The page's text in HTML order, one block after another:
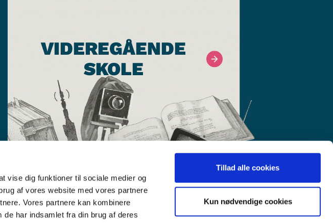
vise dig funktioner til sociale medier og
af vores website med vores partnere
Vores partnere kan kombinere
har indsamlet fra din brug af deres
Tillad alle cookies
Kun nødvendige cookies
VIDEREGÅENDE
SKOLE